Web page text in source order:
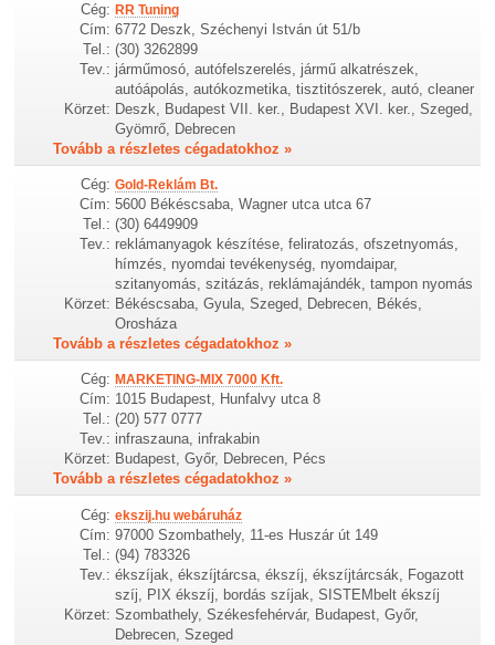
Cég: RR Tuning
Cím: 6772 Deszk, Széchenyi István út 51/b
Tel.: (30) 3262899
Tev.: járműmosó, autófelszerelés, jármű alkatrészek,
autóápolás, autókozmetika, tisztitószerek, autó, cleaner
Körzet: Deszk, Budapest VII. ker., Budapest XVI. ker., Szeged,
Gyömrő, Debrecen
Tovább a részletes cégadatokhoz »
Cég: Gold-Reklám Bt.
Cím: 5600 Békéscsaba, Wagner utca utca 67
Tel.: (30) 6449909
Tev.: reklámanyagok készítése, feliratozás, ofszetnyomás,
hímzés, nyomdai tevékenység, nyomdaipar,
szitanyomás, szitázás, reklámajándék, tampon nyomás
Körzet: Békéscsaba, Gyula, Szeged, Debrecen, Békés,
Orosháza
Tovább a részletes cégadatokhoz »
Cég: MARKETING-MIX 7000 Kft.
Cím: 1015 Budapest, Hunfalvy utca 8
Tel.: (20) 577 0777
Tev.: infraszauna, infrakabin
Körzet: Budapest, Győr, Debrecen, Pécs
Tovább a részletes cégadatokhoz »
Cég: ekszij.hu webáruház
Cím: 97000 Szombathely, 11-es Huszár út 149
Tel.: (94) 783326
Tev.: ékszíjak, ékszíjtárcsa, ékszíj, ékszíjtárcsák, Fogazott
szíj, PIX ékszíj, bordás szíjak, SISTEMbelt ékszíj
Körzet: Szombathely, Székesfehérvár, Budapest, Győr,
Debrecen, Szeged